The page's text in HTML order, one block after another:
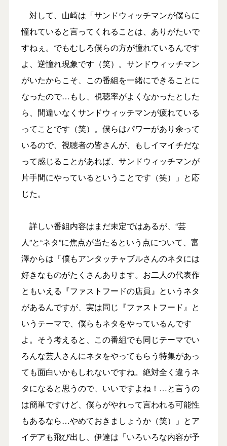
対して、山崎は「サンドウィッチマンが僕らに
憧れていると言ってくれることは、ありがたいで
すねぇ。でもむしろ僕らの方が憧れているんです
よ、逆憧れ現象です（笑）。サンドウィッチマン
がいたからこそ、この番組を一緒にできることに
なったので…もし、視聴率がよくなかったとした
ら、間違いなくサンドウィッチマンが疲れている
ってことです（笑）。僕らはパワーがあり余って
いるので、視聴者の皆さんが、もしイマイチだな
って感じることがあれば、サンドウィッチマンが
片手間にやっているということです（笑）」と応
じた。
詳しい番組内容はまだ未定ではあるが、“芸
人”と“ネタ”に焦点が当たるという点について、富
澤からは「僕もアンタッチャブルさんのネタには
好きなものがたくさんあります。お二人の代表作
ともいえる『ファストフードの店員』というネタ
があるんですが、実は同じ『ファストフード』と
いうテーマで、僕らもネタをやっているんです
よ。そう考えると、この番組でも同じテーマでい
ろんな芸人さんにネタをやってもらう特集があっ
ても面白いかもしれないですね。絶対全く違うネ
タになると思うので、いいですよね！…と言うの
は簡単ですけど、僕らがやれって言われる可能性
もあるなら…やめておきましょうか（笑）」とア
イデアも飛び出し、伊達は「いろいろな内容が予